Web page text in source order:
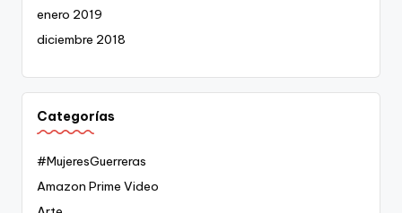
enero 2019
diciembre 2018
Categorías
#MujeresGuerreras
Amazon Prime Video